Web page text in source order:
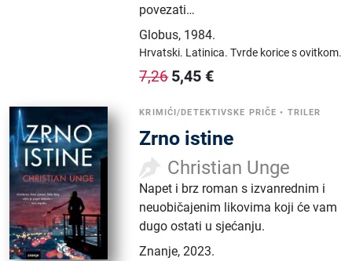
povezati…
Globus, 1984.
Hrvatski. Latinica.Tvrde korice s ovitkom.
7,26 5,45 €
KRIMIĆI/DETEKTIVSKE PRIČE • TRILER
Zrno istine
Christian Unge
Napet i brz roman s izvanrednim i
neuobičajenim likovima koji će vam
dugo ostati u sjećanju.
Znanje,2023.